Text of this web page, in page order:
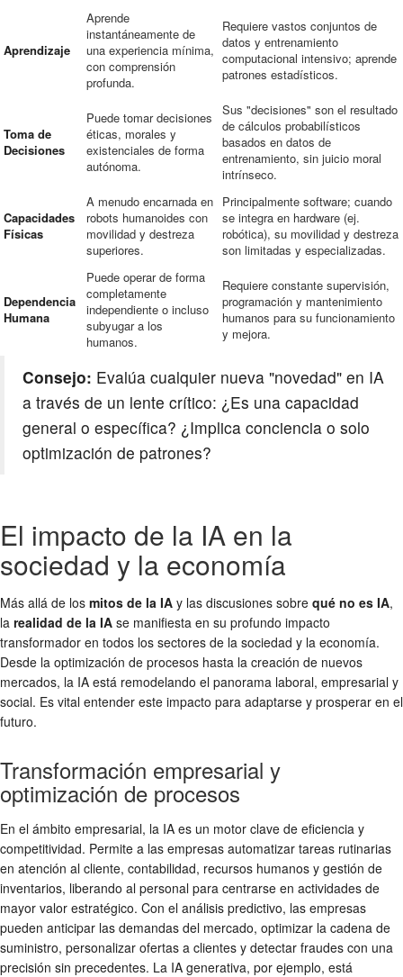
Aprendizaje
Aprende
instantáneamente de
una experiencia mínima,
con comprensión
profunda.
Requiere vastos conjuntos de
datos y entrenamiento
computacional intensivo; aprende
patrones estadísticos.
Toma de
Decisiones
Puede tomar decisiones
éticas, morales y
existenciales de forma
autónoma.
Sus "decisiones" son el resultado
de cálculos probabilísticos
basados en datos de
entrenamiento, sin juicio moral
intrínseco.
Capacidades
Físicas
A menudo encarnada en
robots humanoides con
movilidad y destreza
superiores.
Principalmente software; cuando
se integra en hardware (ej.
robótica), su movilidad y destreza
son limitadas y especializadas.
Dependencia
Humana
Puede operar de forma
completamente
independiente o incluso
subyugar a los
humanos.
Requiere constante supervisión,
programación y mantenimiento
humanos para su funcionamiento
y mejora.
Consejo: Evalúa cualquier nueva "novedad" en IA
a través de un lente crítico: ¿Es una capacidad
general o específica? ¿Implica conciencia o solo
optimización de patrones?
El impacto de la IA en la
sociedad y la economía
Más allá de los mitos de la IA y las discusiones sobre qué no es IA,
la realidad de la IA se manifiesta en su profundo impacto
transformador en todos los sectores de la sociedad y la economía.
Desde la optimización de procesos hasta la creación de nuevos
mercados, la IA está remodelando el panorama laboral, empresarial y
social. Es vital entender este impacto para adaptarse y prosperar en el
futuro.
Transformación empresarial y
optimización de procesos
En el ámbito empresarial, la IA es un motor clave de eficiencia y
competitividad. Permite a las empresas automatizar tareas rutinarias
en atención al cliente, contabilidad, recursos humanos y gestión de
inventarios, liberando al personal para centrarse en actividades de
mayor valor estratégico. Con el análisis predictivo, las empresas
pueden anticipar las demandas del mercado, optimizar la cadena de
suministro, personalizar ofertas a clientes y detectar fraudes con una
precisión sin precedentes. La IA generativa, por ejemplo, está